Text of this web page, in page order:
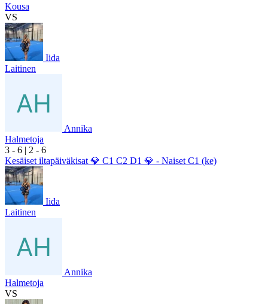
Kousa
VS
Iida
Laitinen
Annika
Halmetoja
3 - 6 | 2 - 6
Kesäiset iltapäiväkisat 💎 C1 C2 D1 💎 - Naiset C1 (ke)
Iida
Laitinen
Annika
Halmetoja
VS